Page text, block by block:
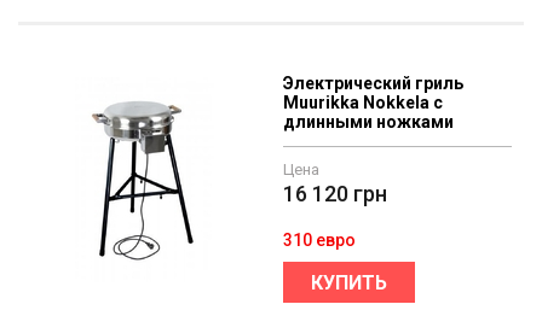
Электрический гриль
Muurikka Nokkela с
длинными ножками
Цена
16 120 грн
310 евро
КУПИТЬ